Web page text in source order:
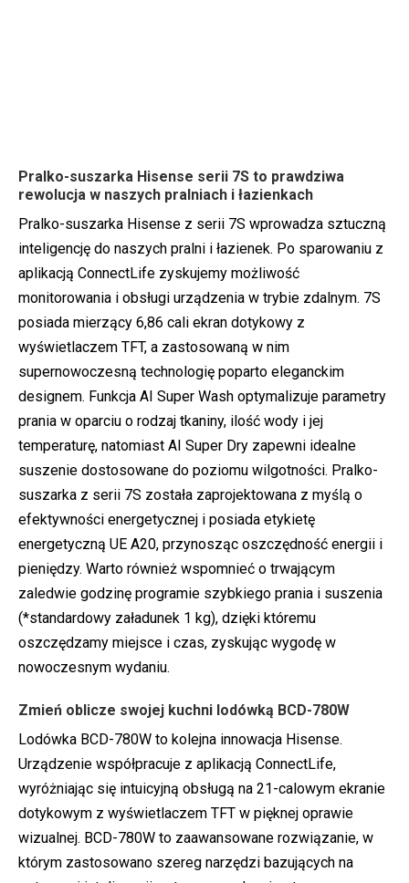
Pralko-suszarka Hisense serii 7S to prawdziwa
rewolucja w naszych pralniach i łazienkach
Pralko-suszarka Hisense z serii 7S wprowadza sztuczną
inteligencję do naszych pralni i łazienek. Po sparowaniu z
aplikacją ConnectLife zyskujemy możliwość
monitorowania i obsługi urządzenia w trybie zdalnym. 7S
posiada mierzący 6,86 cali ekran dotykowy z
wyświetlaczem TFT, a zastosowaną w nim
supernowoczesną technologię poparto eleganckim
designem. Funkcja AI Super Wash optymalizuje parametry
prania w oparciu o rodzaj tkaniny, ilość wody i jej
temperaturę, natomiast AI Super Dry zapewni idealne
suszenie dostosowane do poziomu wilgotności. Pralko-
suszarka z serii 7S została zaprojektowana z myślą o
efektywności energetycznej i posiada etykietę
energetyczną UE A20, przynosząc oszczędność energii i
pieniędzy. Warto również wspomnieć o trwającym
zaledwie godzinę programie szybkiego prania i suszenia
(*standardowy załadunek 1 kg), dzięki któremu
oszczędzamy miejsce i czas, zyskując wygodę w
nowoczesnym wydaniu.
Zmień oblicze swojej kuchni lodówką BCD-780W
Lodówka BCD-780W to kolejna innowacja Hisense.
Urządzenie współpracuje z aplikacją ConnectLife,
wyróżniając się intuicyjną obsługą na 21-calowym ekranie
dotykowym z wyświetlaczem TFT w pięknej oprawie
wizualnej. BCD-780W to zaawansowane rozwiązanie, w
którym zastosowano szereg narzędzi bazujących na